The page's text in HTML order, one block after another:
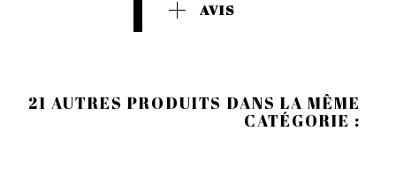
AVIS
21 AUTRES PRODUITS DANS LA MÊME
CATÉGORIE :